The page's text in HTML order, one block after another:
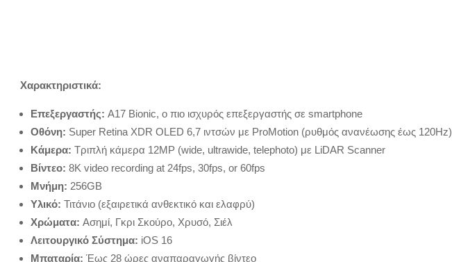
Χαρακτηριστικά:
Επεξεργαστής: A17 Bionic, ο πιο ισχυρός επεξεργαστής σε smartphone
Οθόνη: Super Retina XDR OLED 6,7 ιντσών με ProMotion (ρυθμός ανανέωσης έως 120Hz)
Κάμερα: Τριπλή κάμερα 12MP (wide, ultrawide, telephoto) με LiDAR Scanner
Βίντεο: 8K video recording at 24fps, 30fps, or 60fps
Μνήμη: 256GB
Υλικό: Τιτάνιο (εξαιρετικά ανθεκτικό και ελαφρύ)
Χρώματα: Ασημί, Γκρι Σκούρο, Χρυσό, Σιέλ
Λειτουργικό Σύστημα: iOS 16
Μπαταρία: Έως 28 ώρες αναπαραγωγής βίντεο